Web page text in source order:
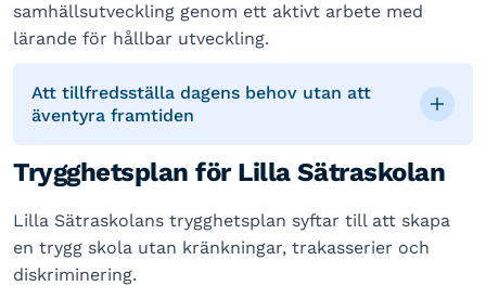
samhällsutveckling genom ett aktivt arbete med
lärande för hållbar utveckling.
Att tillfredsställa dagens behov utan att
äventyra framtiden
Trygghetsplan för Lilla Sätraskolan
Lilla Sätraskolans trygghetsplan syftar till att skapa
en trygg skola utan kränkningar, trakasserier och
diskriminering.